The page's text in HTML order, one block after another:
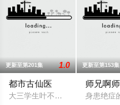
更新至第201集 1.0
都市古仙医
大三学生叶不凡，为了给母亲
更新至第153集
师兄啊
身患绝症